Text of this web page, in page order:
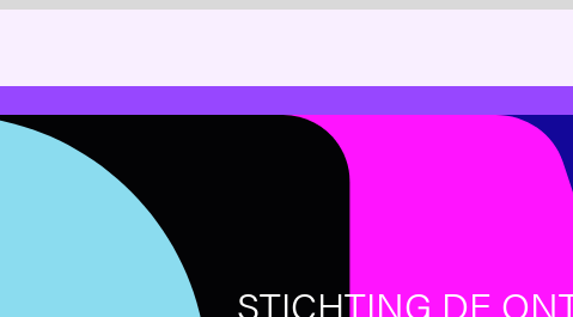
STICHTING DE